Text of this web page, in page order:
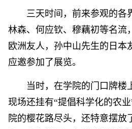
三天时间，前来参观的各
林森、何应钦、穆藕初等名流
欧洲友人，孙中山先生的日本
应邀参加了展览。
当时，在学院的门口牌楼
现场还挂有“提倡科学化的农
院的樱花路尽头，还特意摆放